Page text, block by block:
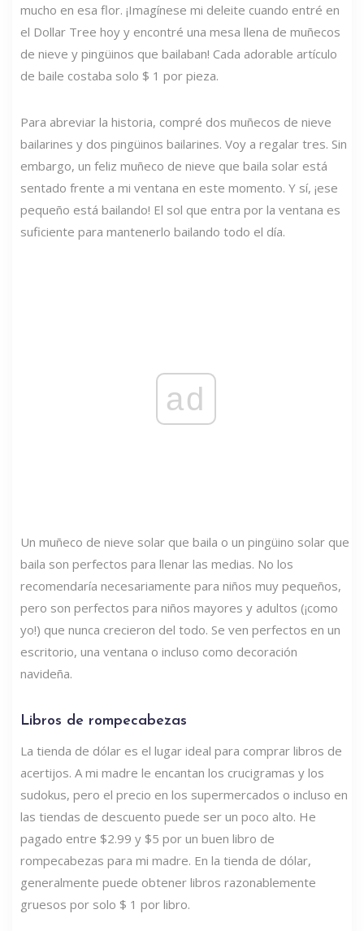
mucho en esa flor. ¡Imagínese mi deleite cuando entré en
el Dollar Tree hoy y encontré una mesa llena de muñecos
de nieve y pingüinos que bailaban! Cada adorable artículo
de baile costaba solo $ 1 por pieza.
Para abreviar la historia, compré dos muñecos de nieve
bailarines y dos pingüinos bailarines. Voy a regalar tres. Sin
embargo, un feliz muñeco de nieve que baila solar está
sentado frente a mi ventana en este momento. Y sí, ¡ese
pequeño está bailando! El sol que entra por la ventana es
suficiente para mantenerlo bailando todo el día.
ad
Un muñeco de nieve solar que baila o un pingüino solar que
baila son perfectos para llenar las medias. No los
recomendaría necesariamente para niños muy pequeños,
pero son perfectos para niños mayores y adultos (¡como
yo!) que nunca crecieron del todo. Se ven perfectos en un
escritorio, una ventana o incluso como decoración
navideña.
Libros de rompecabezas
La tienda de dólar es el lugar ideal para comprar libros de
acertijos. A mi madre le encantan los crucigramas y los
sudokus, pero el precio en los supermercados o incluso en
las tiendas de descuento puede ser un poco alto. He
pagado entre $2.99 ​​y $5 por un buen libro de
rompecabezas para mi madre. En la tienda de dólar,
generalmente puede obtener libros razonablemente
gruesos por solo $ 1 por libro.